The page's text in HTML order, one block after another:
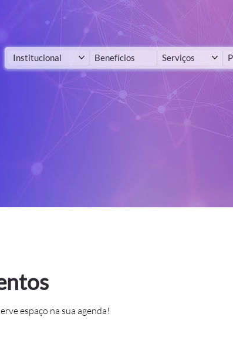
Institucional Benefícios Serviços
espaço na sua agenda!